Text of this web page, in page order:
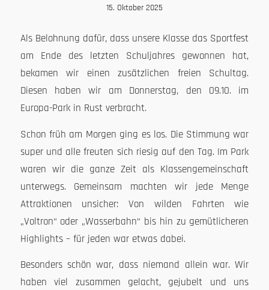
15. Oktober 2025
Als Belohnung dafür, dass unsere Klasse das Sportfest
am Ende des letzten Schuljahres gewonnen hat,
bekamen wir einen zusätzlichen freien Schultag.
Diesen haben wir am Donnerstag, den 09.10. im
Europa-Park in Rust verbracht.
Schon früh am Morgen ging es los. Die Stimmung war
super und alle freuten sich riesig auf den Tag. Im Park
waren wir die ganze Zeit als Klassengemeinschaft
unterwegs. Gemeinsam machten wir jede Menge
Attraktionen unsicher: Von wilden Fahrten wie
„Voltron“ oder „Wasserbahn“ bis hin zu gemütlicheren
Highlights – für jeden war etwas dabei.
Besonders schön war, dass niemand allein war. Wir
haben viel zusammen gelacht, gejubelt und uns